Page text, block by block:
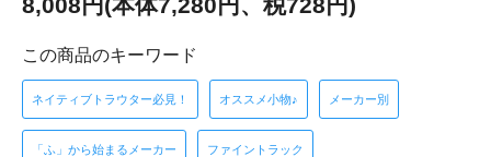
この商品のキーワード
ネイティブトラウター必見！ オススメ小物♪ メーカー別
「ふ」から始まるメーカー ファイントラック